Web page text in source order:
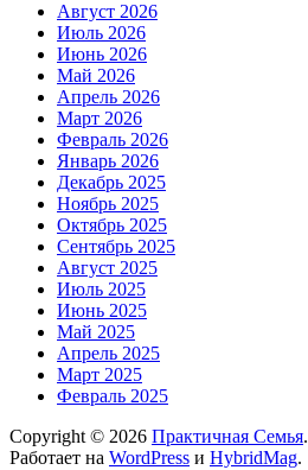
Август 2026
Июль 2026
Июнь 2026
Май 2026
Апрель 2026
Март 2026
Февраль 2026
Январь 2026
Декабрь 2025
Ноябрь 2025
Октябрь 2025
Сентябрь 2025
Август 2025
Июль 2025
Июнь 2025
Май 2025
Апрель 2025
Март 2025
Февраль 2025
Copyright © 2026 Практичная Семья.
Работает на WordPress и HybridMag.